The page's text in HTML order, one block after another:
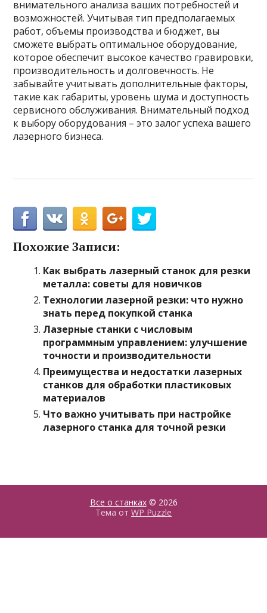
внимательного анализа ваших потребностей и
возможностей. Учитывая тип предполагаемых
работ, объемы производства и бюджет, вы
сможете выбрать оптимальное оборудование,
которое обеспечит высокое качество гравировки,
производительность и долговечность. Не
забывайте учитывать дополнительные факторы,
такие как габариты, уровень шума и доступность
сервисного обслуживания. Внимательный подход
к выбору оборудования – это залог успеха вашего
лазерного бизнеса.
Похожие Записи:
Как выбрать лазерный станок для резки
металла: советы для новичков
Технологии лазерной резки: что нужно
знать перед покупкой станка
Лазерные станки с числовым
программным управлением: улучшение
точности и производительности
Преимущества и недостатки лазерных
станков для обработки пластиковых
материалов
Что важно учитывать при настройке
лазерного станка для точной резки
Все о станках© 2026
Тема от WP Puzzle